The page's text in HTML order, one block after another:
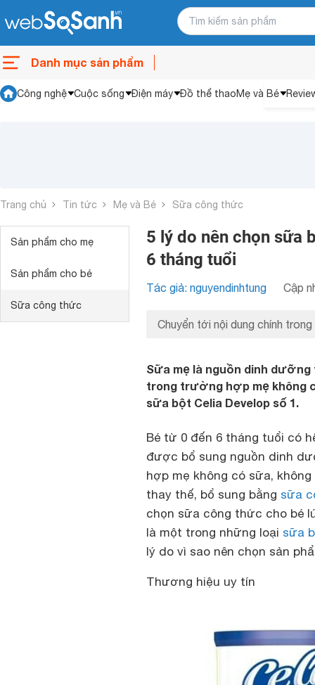
Danh mục sản phẩm
Công nghệ Cuộc sống Điện máy Đồ thể thaoMẹ và Bé
Trang chủ Tin tức Mẹ và Bé Sữa công thức
Sản phẩm cho mẹ
Sản phẩm cho bé
Sữa công thức
5 lý do nên chọn sữa
6 tháng tuổi
Tác giả: nguyendinhtung Cập
Chuyển tới nội dung chính trong
Sữa mẹ là nguồn dinh
trong trường hợp mẹ không
sữa bột Celia Develop số 1.
Bé từ 0 đến 6 tháng tuổi có
được bổ sung nguồn dinh
hợp mẹ không có sữa,
thay thế, bổ sung bằng sữa
chọn sữa công thức cho bé
là một trong những loại sữa
lý do vì sao nên chọn sản
Thương hiệu uy tín